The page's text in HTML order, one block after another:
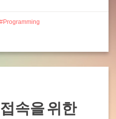
Programming
접속을 위한